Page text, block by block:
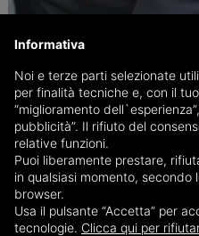
Ordinano delle pizze per
arrestati
Il cambio dell'ordine e la richiesta
resto hanno insospettito il gestore
forze dell'ordine
06/09
Informativa
Noi e terze parti selezionate
per finalità tecniche e, con il
“miglioramento
pubblicità”. Il rifiuto del
relative funzioni.
Puoi liberamente prestare,
in qualsiasi momento,
browser.
Usa il pulsante “Accetta” per
tecnologie. Clicca qui per